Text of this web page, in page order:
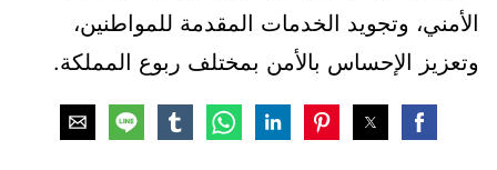
الأمني، وتجويد الخدمات المقدمة للمواطنين،
وتعزيز الإحساس بالأمن بمختلف ربوع المملكة.